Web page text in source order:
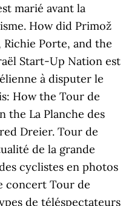
marié avant la
How did Primož
Porte, and the
Start-Up Nation est
à disputer le
How the Tour de
the La Planche des
Dreier. Tour de
de la grande
cyclistes en photos
concert Tour de
de téléspectateurs